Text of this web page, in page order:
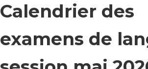
Calendrier des
examens de